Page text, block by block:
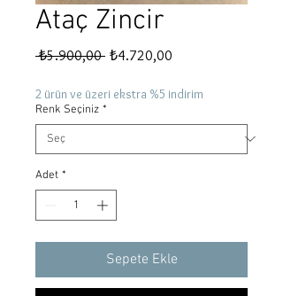
Ataç Zincir
₺5.900,00 Normal
₺4.720,00
2 ürün ve üzeri ekstra %5 indirim
Renk Seçiniz *
Adet *
Sepete Ekle